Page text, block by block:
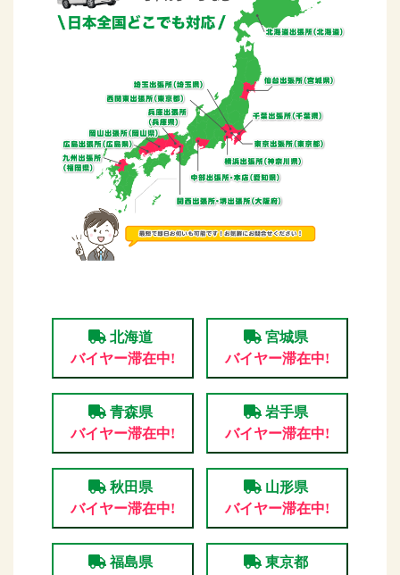
北海道
バイヤー滞在中!
宮城県
バイヤー滞在中!
青森県
バイヤー滞在中!
岩手県
バイヤー滞在中!
秋田県
バイヤー滞在中!
山形県
バイヤー滞在中!
福島県
東京都